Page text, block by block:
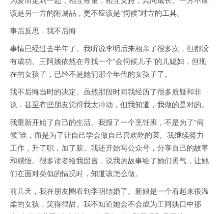
该是另一方的附属品，更不应该是“伺候”对方的工具。
事后反思，我不后悔
事情已经过去半年了。我听说李明后来相亲了很多次，但都没
有成功。王阿姨依然在寻找一个“会伺候儿子”的儿媳妇，但现
在的女孩子，已经不是她们那个年代的女孩子了。
我不后悔当时的决定。虽然那段时间我经历了很多质疑和非
议，甚至有些朋友觉得我太冲动，但我知道，我做的是对的。
我重新开始了自己的生活。我报了一个烹饪班，不是为了“伺
候”谁，而是为了让自己学会做自己喜欢吃的菜。我继续努力
工作，升了职，加了薪。我还开始写公众号，分享自己的故事
和感悟。很多读者给我留言，说我的故事给了她们勇气，让她
们在面对类似的情况时，知道该怎么做。
前几天，我在朋友圈看到李明结婚了。新娘是一个看起来很温
柔的女孩，笑得很甜。我不知道她会不会成为王阿姨口中那